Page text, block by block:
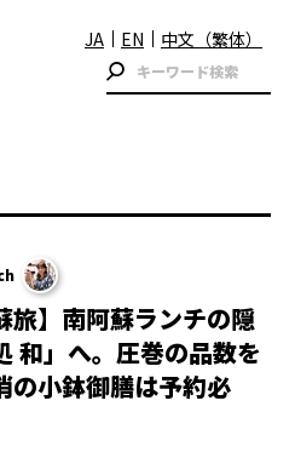
JA EN 中文（繁体）
旅】南阿蘇ランチの隠
和」へ。圧巻の品数を
の小鉢御膳は予約必